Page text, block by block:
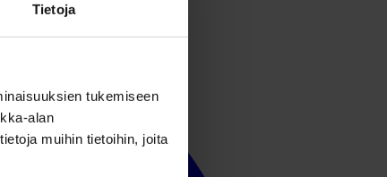
Tietoja
tukemiseen
alan
muihin tietoihin, joita